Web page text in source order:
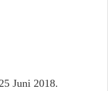
Juni 2018.